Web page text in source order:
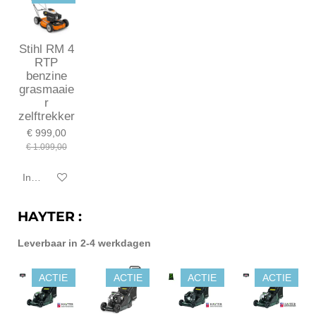
Stihl RM 4
RTP
benzine
grasmaaie
r
zelftrekker
€ 999,00
€ 1.099,00
In winkelwagen
HAYTER :
Leverbaar in 2-4 werkdagen
ACTIE ACTIE ACTIE ACTIE